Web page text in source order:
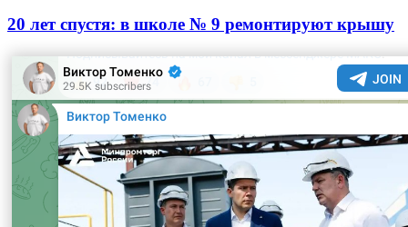
20 лет спустя: в школе № 9 ремонтируют крышу